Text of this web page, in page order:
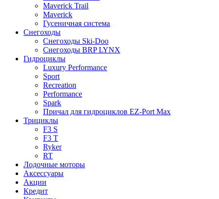
Maverick Trail
Maverick
Гусеничная система
Снегоходы
Снегоходы Ski-Doo
Снегоходы BRP LYNX
Гидроциклы
Luxury Performance
Sport
Recreation
Performance
Spark
Причал для гидроциклов EZ-Port Max
Трициклы
F3 S
F3 T
Ryker
RT
Лодочные моторы
Аксессуары
Акции
Кредит